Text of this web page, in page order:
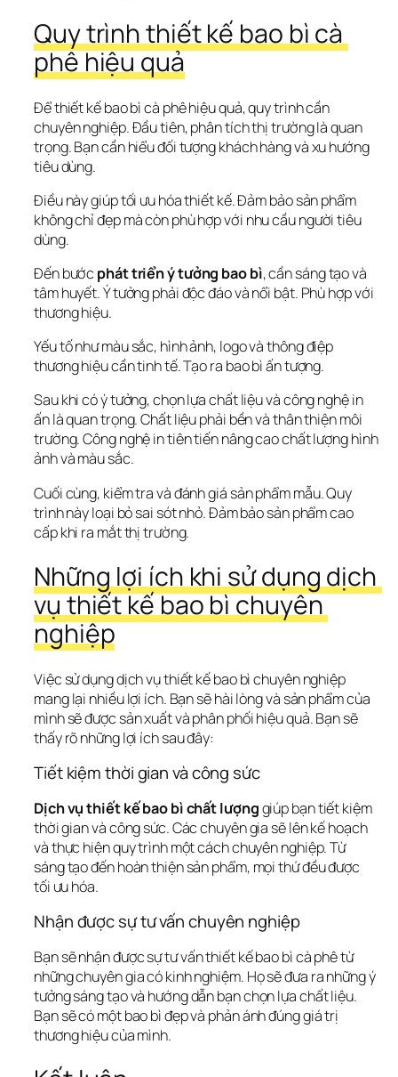
Quy trình thiết kế bao bì cà
phê hiệu quả
Để thiết kế bao bì cà phê hiệu quả, quy trình cần
chuyên nghiệp. Đầu tiên, phân tích thị trường là quan
trọng. Bạn cần hiểu đối tượng khách hàng và xu hướng
tiêu dùng.
Điều này giúp tối ưu hóa thiết kế. Đảm bảo sản phẩm
không chỉ đẹp mà còn phù hợp với nhu cầu người tiêu
dùng.
Đến bước phát triển ý tưởng bao bì, cần sáng tạo và
tâm huyết. Ý tưởng phải độc đáo và nổi bật. Phù hợp với
thương hiệu.
Yếu tố như màu sắc, hình ảnh, logo và thông điệp
thương hiệu cần tinh tế. Tạo ra bao bì ấn tượng.
Sau khi có ý tưởng, chọn lựa chất liệu và công nghệ in
ấn là quan trọng. Chất liệu phải bền và thân thiện môi
trường. Công nghệ in tiên tiến nâng cao chất lượng hình
ảnh và màu sắc.
Cuối cùng, kiểm tra và đánh giá sản phẩm mẫu. Quy
trình này loại bỏ sai sót nhỏ. Đảm bảo sản phẩm cao
cấp khi ra mắt thị trường.
Những lợi ích khi sử dụng dịch
vụ thiết kế bao bì chuyên
nghiệp
Việc sử dụng dịch vụ thiết kế bao bì chuyên nghiệp
mang lại nhiều lợi ích. Bạn sẽ hài lòng và sản phẩm của
mình sẽ được sản xuất và phân phối hiệu quả. Bạn sẽ
thấy rõ những lợi ích sau đây:
Tiết kiệm thời gian và công sức
Dịch vụ thiết kế bao bì chất lượng giúp bạn tiết kiệm
thời gian và công sức. Các chuyên gia sẽ lên kế hoạch
và thực hiện quy trình một cách chuyên nghiệp. Từ
sáng tạo đến hoàn thiện sản phẩm, mọi thứ đều được
tối ưu hóa.
Nhận được sự tư vấn chuyên nghiệp
Bạn sẽ nhận được sự tư vấn thiết kế bao bì cà phê từ
những chuyên gia có kinh nghiệm. Họ sẽ đưa ra những ý
tưởng sáng tạo và hướng dẫn bạn chọn lựa chất liệu.
Bạn sẽ có một bao bì đẹp và phản ánh đúng giá trị
thương hiệu của mình.